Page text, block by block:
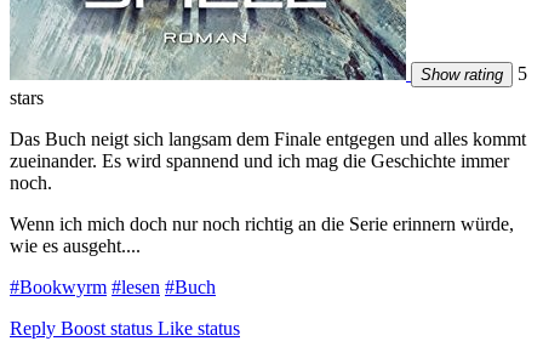
Show rating
5
stars
Das Buch neigt sich langsam dem Finale entgegen und alles kommt
zueinander. Es wird spannend und ich mag die Geschichte immer
noch.
Wenn ich mich doch nur noch richtig an die Serie erinnern würde,
wie es ausgeht....
#Bookwyrm #lesen #Buch
Reply Boost status Like status